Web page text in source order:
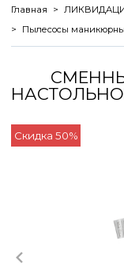
Главная
Пылесосы
Скидка 50%